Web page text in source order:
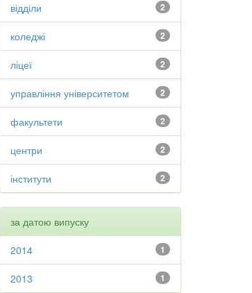
2
відділи
2
коледжі
2
ліцеї
2
управління університетом
2
факультети
2
центри
2
інститути
за датою випуску
1
2014
1
2013